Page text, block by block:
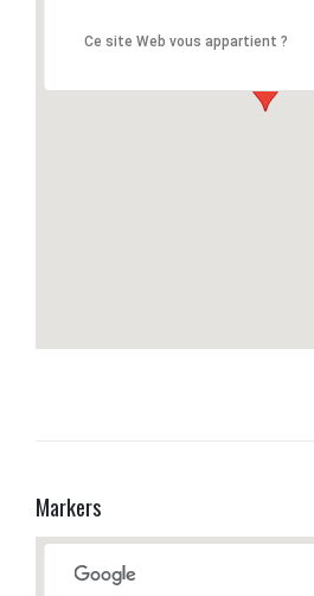
Ce site Web vous appartient ?
Markers